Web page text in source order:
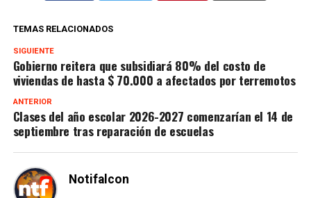
TEMAS RELACIONADOS
SIGUIENTE
Gobierno reitera que subsidiará 80% del costo de
viviendas de hasta $ 70.000 a afectados por terremotos
ANTERIOR
Clases del año escolar 2026-2027 comenzarían el 14 de
septiembre tras reparación de escuelas
Notifalcon